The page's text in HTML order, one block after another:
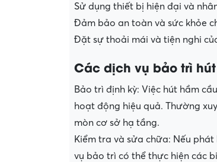
Sử dụng thiết bị hiện đại và
Đảm bảo an toàn và sức khỏe
Đặt sự thoải mái và tiện nghi
Các dịch vụ bảo trì
Bảo trì định kỳ: Việc hút hầm
hoạt động hiệu quả. Thường
mòn cơ sở hạ tầng.
Kiểm tra và sửa chữa: Nếu
vụ bảo trì có thể thực hiện các